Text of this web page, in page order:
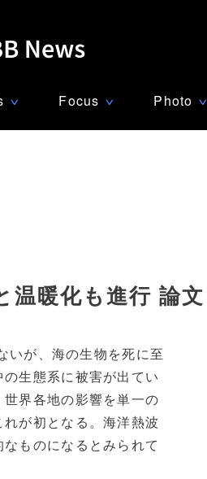
∨ Focus ∨ Photo ∨
温暖化も進行 論文
いが、海の生物を死に至
生態系に被害が出てい
界各地の影響を単一の
が初となる。海洋熱波
ものになるとみられて